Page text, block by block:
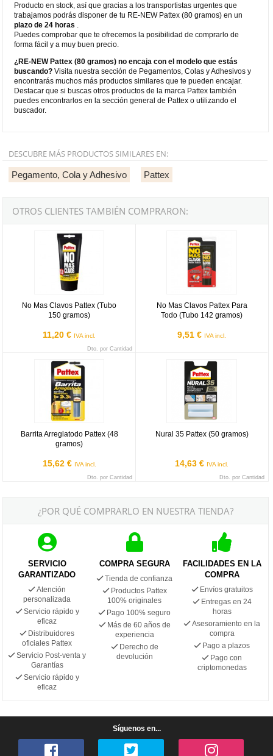
Producto en stock, así que gracias a los transportistas urgentes que
trabajamos podrás disponer de tu RE-NEW Pattex (80 gramos) en un
plazo de 24 horas
Puedes comprobar que te ofrecemos la posibilidad de comprarlo de
forma fácil y a muy buen precio.
¿RE-NEW Pattex (80 gramos) no encaja con el modelo que estás
buscando? Visita nuestra sección de Pegamentos, Colas y Adhesivos y
encontrarás muchos más productos similares que te pueden encajar.
Destacar que si buscas otros productos de la marca Pattex también
puedes encontrarlos en la sección general de Pattex o utilizando el
buscador.
DESCUBRE MÁS PRODUCTOS SIMILARES EN:
Pegamento, Cola y Adhesivo Pattex
OTROS CLIENTES TAMBIÉN COMPRARON:
No Mas Clavos Pattex (Tubo
150 gramos)
11,20 € IVA incl.
Dto. por Cantidad
No Mas Clavos Pattex (Tubo 150 gramos)
No Mas Clavos Pattex Para
Todo (Tubo 142 gramos)
9,51 € IVA incl.
Barrita Arreglatodo Pattex (48
gramos)
15,62 € IVA incl.
Dto. por Cantidad
Barrita Arreglatodo Pattex (48 gramos)
Nural 35 Pattex (50 gramos)
14,63 € IVA incl.
Dto. por Cantidad
Nural 35 Pattex (50 gramos)
¿POR QUÉ COMPRARLO EN NUESTRA TIENDA?
SERVICIO
GARANTIZADO
Atención
personalizada
Servicio rápido y
eficaz
Distribuidores
oficiales Pattex
Servicio Post-venta y
Garantías
Servicio rápido y
eficaz
COMPRA SEGURA
Tienda de confianza
Productos Pattex
100% originales
Pago 100% seguro
Más de 60 años de
experiencia
Derecho de
devolución
FACILIDADES EN LA
COMPRA
Envíos gratuitos
Entregas en 24
horas
Asesoramiento en la
compra
Pago a plazos
Pago con
criptomonedas
Síguenos en...